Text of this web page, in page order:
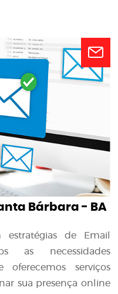
Bárbara - BA
de Email
as necessidades
serviços
sua presença online